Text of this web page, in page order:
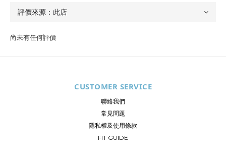
尚未有任何評價
CUSTOMER SERVICE
聯絡我們
常見問題
隱私權及使用條款
FIT GUIDE